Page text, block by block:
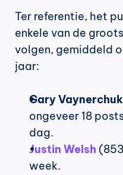
Ter referentie, het
enkele van de
volgen, gemiddeld
jaar:
Gary Vaynerchuk
ongeveer 18
dag.
Justin Welsh
week.